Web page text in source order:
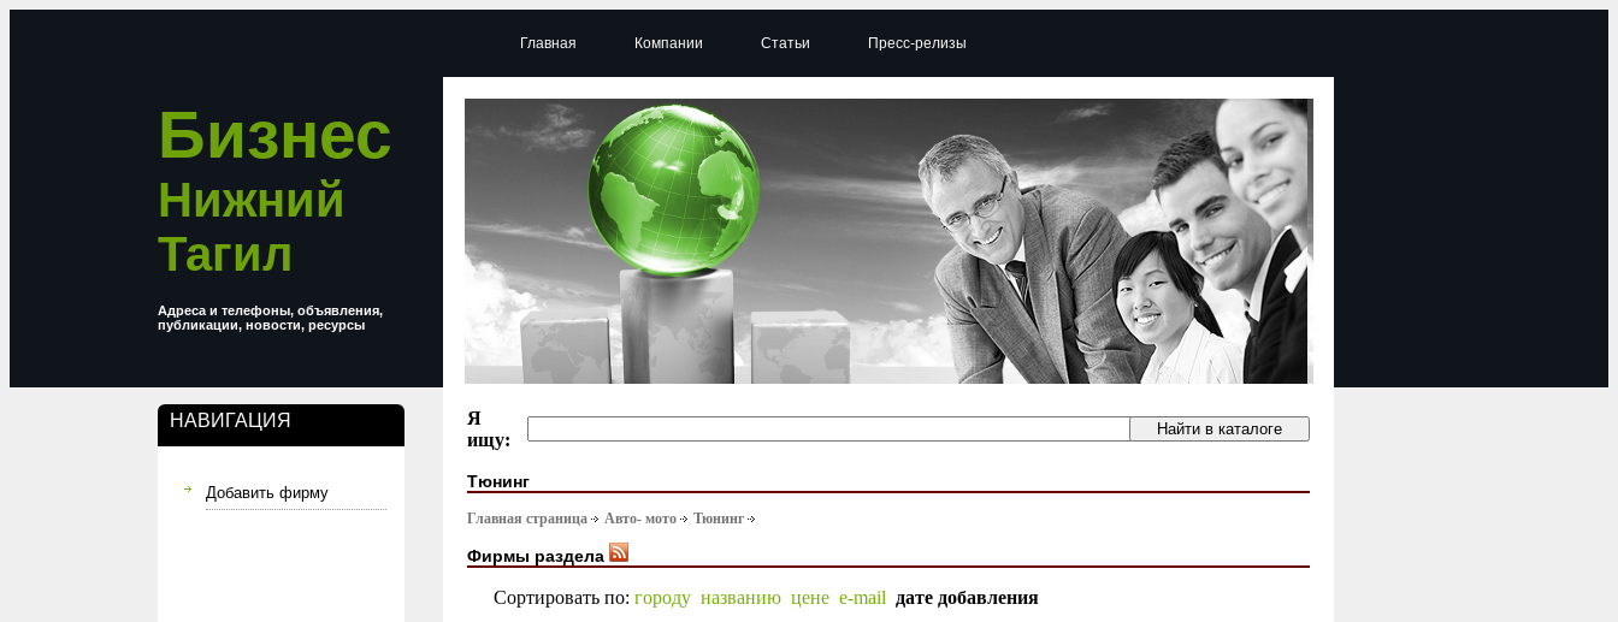
Бизнес
Нижний
Тагил
Адреса и телефоны, объявления,
публикации, новости, ресурсы
НАВИГАЦИЯ
Добавить фирму
Главная Компании Статьи Пресс-релизы
Я
ищу:
Тюнинг
Главная страница Авто- мото Тюнинг
Фирмы раздела
Сортировать по: городу названию цене e-mail дате добавления